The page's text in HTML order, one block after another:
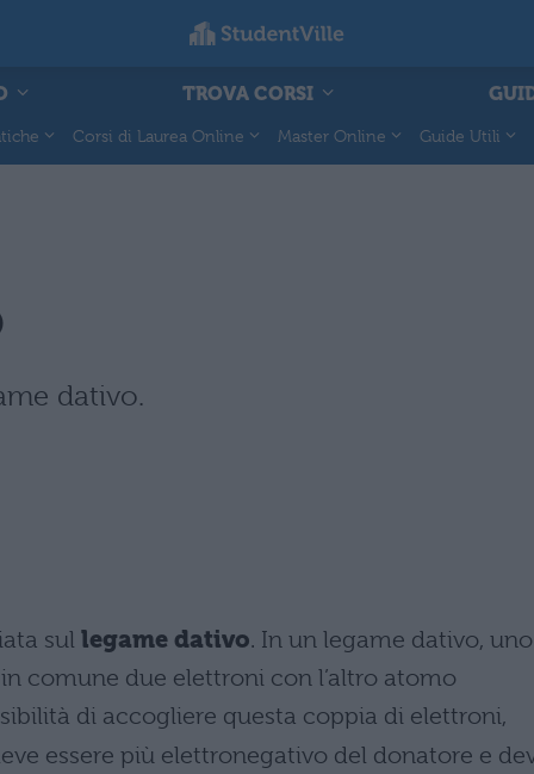
TROVA CORSI
Corsi di Laurea Online Master Online Guide Utili
dativo.
sul legame dativo. In un legame dativo, uno
comune due elettroni con l’altro atomo
di accogliere questa coppia di elettroni,
essere più elettronegativo del donatore e